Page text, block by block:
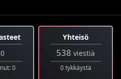
0
Yhteisö
538 viestiä
0 tykkäystä